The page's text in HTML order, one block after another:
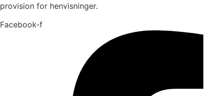
provision for henvisninger.
Facebook-f